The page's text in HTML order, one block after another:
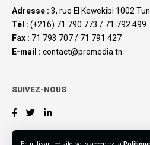
Adresse : 3, rue El Kewekibi 1002
Tél : (+216) 71 790 773 / 71 792 499
Fax : 71 793 707 / 71 791 427
E-mail : contact@promedia.tn
SUIVEZ-NOUS